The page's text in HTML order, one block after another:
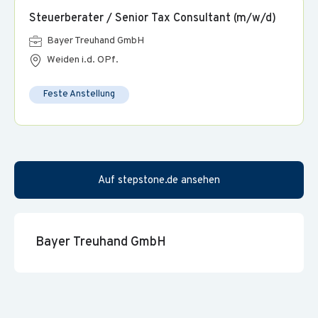
Bei uns herrscht eine kollegiale Arbeitsatmosphäre, die
Augenhöhe geprägt ist.
Steuerberater / Senior Tax Consultant (m/w/d)
Bayer Treuhand GmbH
Weiden i.d. OPf.
Feste Anstellung
Auf stepstone.de ansehen
Bayer Treuhand GmbH